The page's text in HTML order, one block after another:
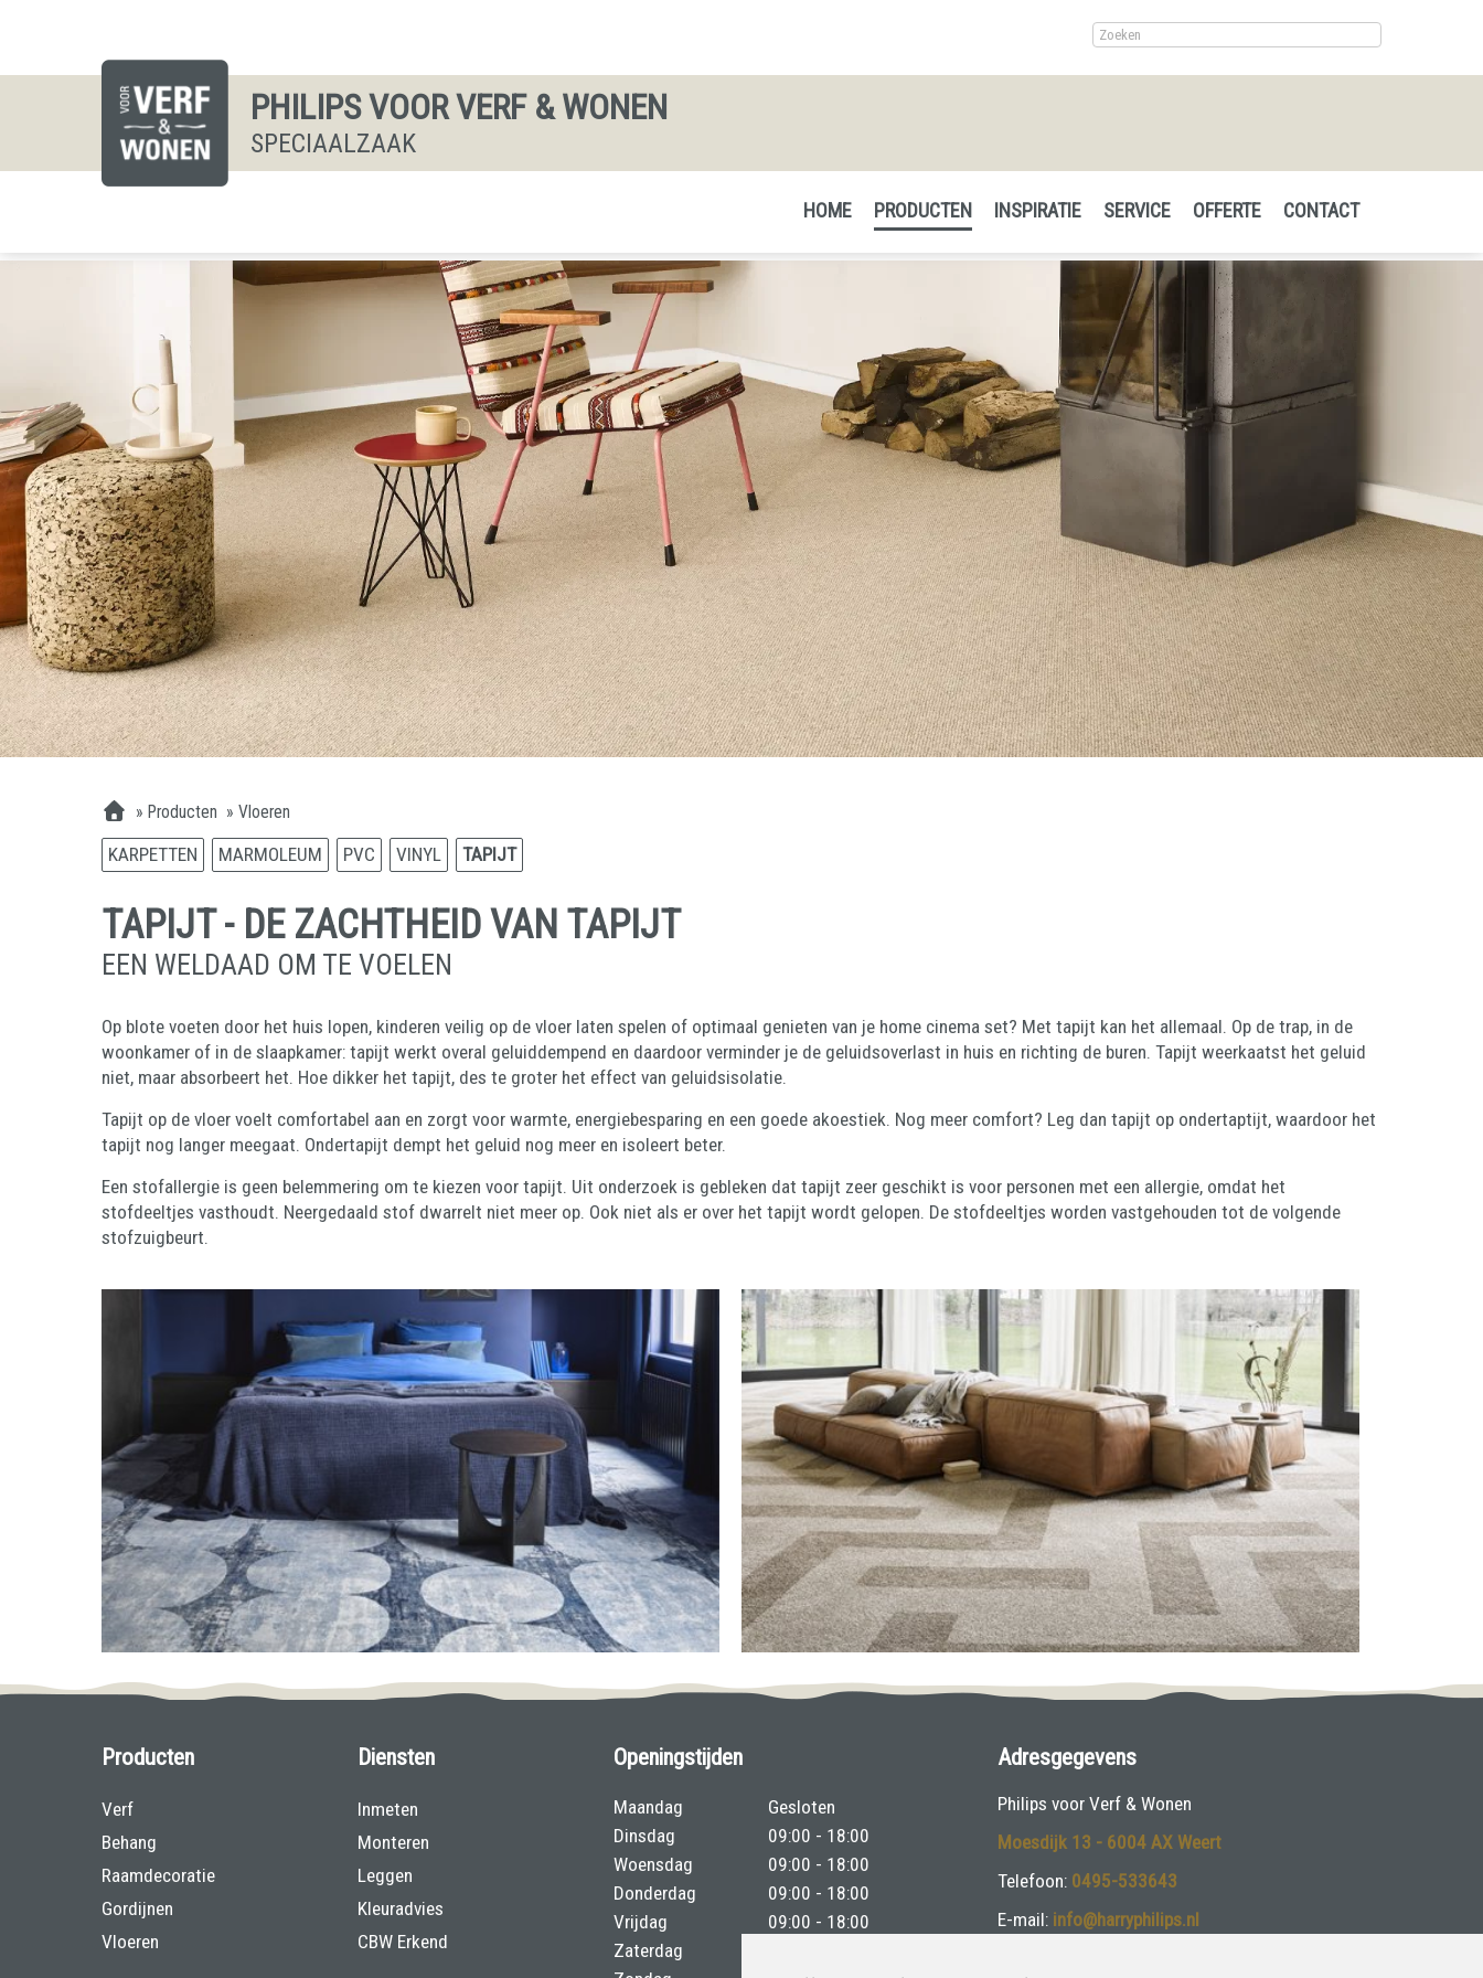
PHILIPS VOOR VERF & WONEN
SPECIAALZAAK
HOME PRODUCTEN INSPIRATIE SERVICE OFFERTE CONTACT
» Producten »Vloeren
KARPETTEN MARMOLEUM PVC VINYL TAPIJT
TAPIJT - DE ZACHTHEID VAN TAPIJT
EEN WELDAAD OM TE VOELEN
Op blote voeten door het huis lopen, kinderen veilig op de vloer laten spelen of optimaal genieten van je home cinema set? Met tapijt kan het allemaal. Op de trap, in de
woonkamer of in de slaapkamer: tapijt werkt overal geluiddempend en daardoor verminder je de geluidsoverlast in huis en richting de buren. Tapijt weerkaatst het geluid
niet, maar absorbeert het. Hoe dikker het tapijt, des te groter het effect van geluidsisolatie.
Tapijt op de vloer voelt comfortabel aan en zorgt voor warmte, energiebesparing en een goede akoestiek. Nog meer comfort? Leg dan tapijt op ondertaptijt, waardoor het
tapijt nog langer meegaat. Ondertapijt dempt het geluid nog meer en isoleert beter.
Een stofallergie is geen belemmering om te kiezen voor tapijt. Uit onderzoek is gebleken dat tapijt zeer geschikt is voor personen met een allergie, omdat het
stofdeeltjes vasthoudt. Neergedaald stof dwarrelt niet meer op. Ook niet als er over het tapijt wordt gelopen. De stofdeeltjes worden vastgehouden tot de volgende
stofzuigbeurt.
Producten
Verf
Behang
Raamdecoratie
Gordijnen
Vloeren
Diensten
Inmeten
Monteren
Leggen
Kleuradvies
CBW Erkend
Openingstijden
Maandag
Gesloten
Dinsdag
09:00 - 18:00
Woensdag
09:00 - 18:00
Donderdag
09:00 - 18:00
Vrijdag
09:00 - 18:00
Zaterdag
Adresgegevens
Philips voor Verf & Wonen
Moesdijk 13 - 6004 AX Weert
Telefoon: 0495-533643
E-mail: info@harryphilips.nl